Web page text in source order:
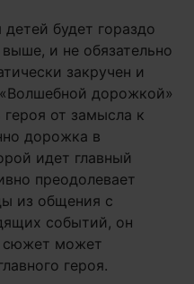
будет гораздо
и не обязательно
закручен и
дорожкой»
героя от замысла к
дорожка в
идет главный
преодолевает
из общения с
событий, он
сюжет может
героя.